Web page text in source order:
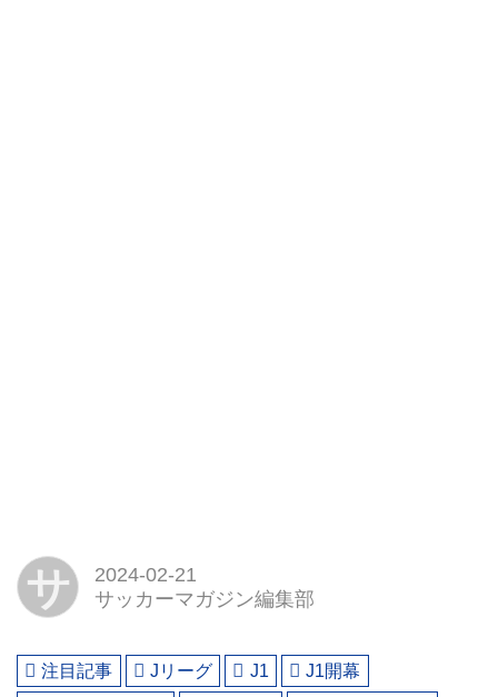
サ
2024-02-21
サッカーマガジン編集部
注目記事 Jリーグ J1
J1開幕